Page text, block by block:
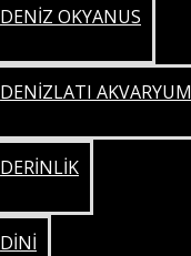
DENİZ OKYANUS
DENİZLATI AKVARYUM
DERİNLİK
DİNİ